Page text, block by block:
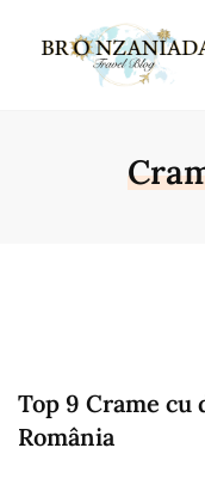
Top 9 Crame
România